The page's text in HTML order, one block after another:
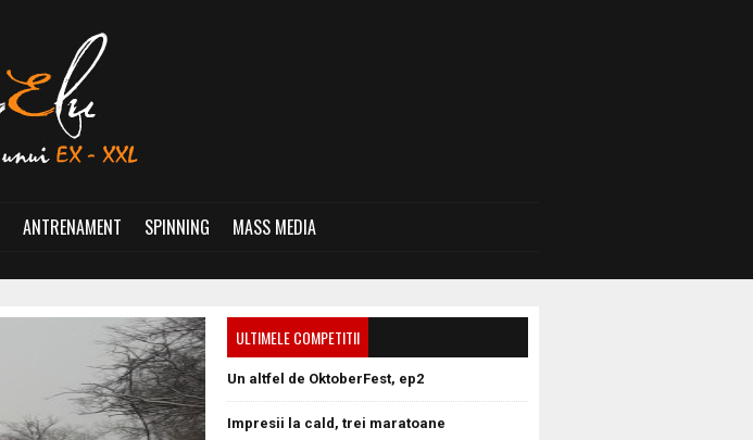
ANTRENAMENT SPINNING MASS MEDIA
ULTIMELE COMPETITII
Un altfel de OktoberFest, ep2
Impresii la cald, trei maratoane